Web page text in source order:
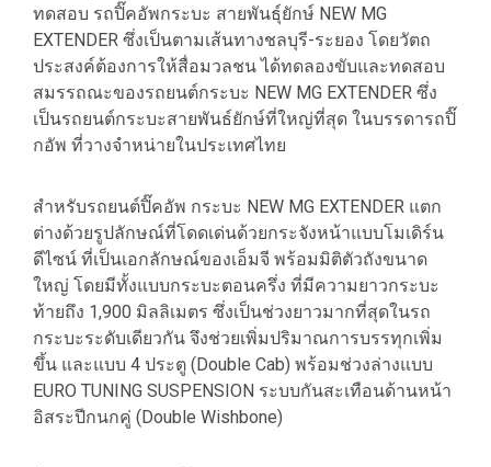
ทดสอบ รถปิ๊คอัพกระบะ สายพันธุ์ยักษ์ NEW MG
EXTENDER ซึ่งเป็นตามเส้นทางชลบุรี-ระยอง โดยวัตถ
ประสงค์ต้องการให้สื่อมวลชน ได้ทดลองขับและทดสอบ
สมรรถณะของ​รถยนต์กระบะ NEW MG EXTENDER ซึ่ง
เป็นรถยนต์กระบะสายพันธ์ยักษ์ที่ใหญ่ที่สุด ในบรรดารถปิ๊
กอัพ ที่วางจำหน่ายในประเทศไทย
สำหรับรถยนต์ปิ๊คอัพ กระบะ NEW MG EXTENDER แตก
ต่างด้วยรูปลักษณ์ที่โดดเด่นด้วยกระจังหน้าแบบโมเดิร์น
ดีไซน์ ที่เป็นเอกลักษณ์ของเอ็มจี พร้อมมิติตัวถังขนาด
ใหญ่ โดยมีทั้งแบบกระบะตอนครึ่ง ที่มีความยาวกระบะ
ท้ายถึง 1,900 มิลลิเมตร ซึ่งเป็นช่วงยาวมากที่สุดในรถ
กระบะระดับเดียวกัน จึงช่วยเพิ่มปริมาณการบรรทุกเพิ่ม
ขึ้น และแบบ 4 ประตู (Double Cab) พร้อมช่วงล่างแบบ
EURO TUNING SUSPENSION ระบบกันสะเทือนด้านหน้า
อิสระปีกนกคู่ (Double Wishbone)